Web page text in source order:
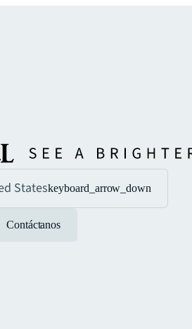
Stateskeyboard_arrow_down
Contáctanos